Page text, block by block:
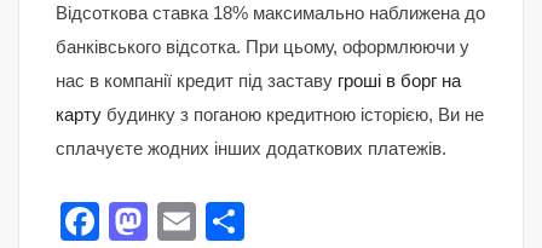
Відсоткова ставка 18% максимально наближена до
банківського відсотка. При цьому, оформлюючи у
нас в компанії кредит під заставу гроші в борг на
карту будинку з поганою кредитною історією, Ви не
сплачуєте жодних інших додаткових платежів.
Facebook
Mastodon
Email